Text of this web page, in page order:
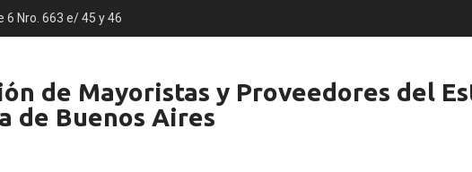
6 Nro. 663 e/ 45 y 46
de Mayoristas y Proveedores del
de Buenos Aires